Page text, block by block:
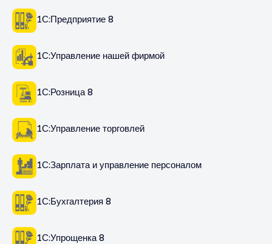
1С:Предприятие 8
1С:Управление нашей фирмой
1С:Розница 8
1С:Управление торговлей
1С:Зарплата и управление персоналом
1С:Бухгалтерия 8
1С:Упрощенка 8